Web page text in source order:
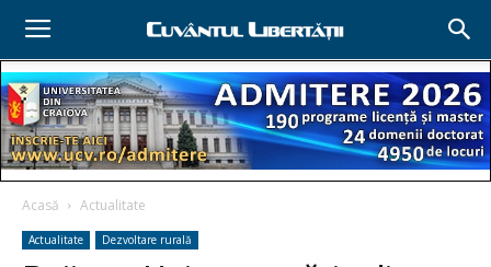
Acasă Actualitate
Actualitate Dezvoltare rurală